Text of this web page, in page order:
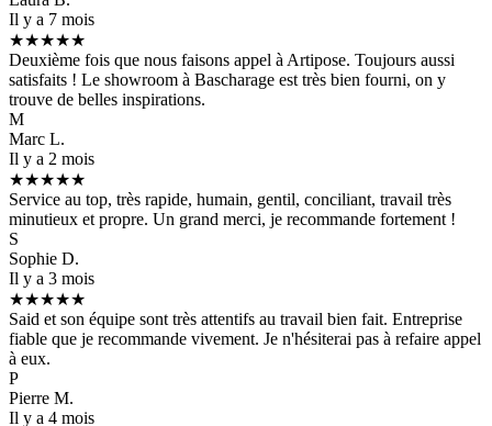
Il y a 7 mois
★★★★★
Deuxième fois que nous faisons appel à Artipose. Toujours aussi
satisfaits ! Le showroom à Bascharage est très bien fourni, on y
trouve de belles inspirations.
M
Marc L.
Il y a 2 mois
★★★★★
Service au top, très rapide, humain, gentil, conciliant, travail très
minutieux et propre. Un grand merci, je recommande fortement !
S
Sophie D.
Il y a 3 mois
★★★★★
Said et son équipe sont très attentifs au travail bien fait. Entreprise
fiable que je recommande vivement. Je n'hésiterai pas à refaire appel
à eux.
P
Pierre M.
Il y a 4 mois